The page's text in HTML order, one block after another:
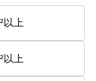
以上
以上